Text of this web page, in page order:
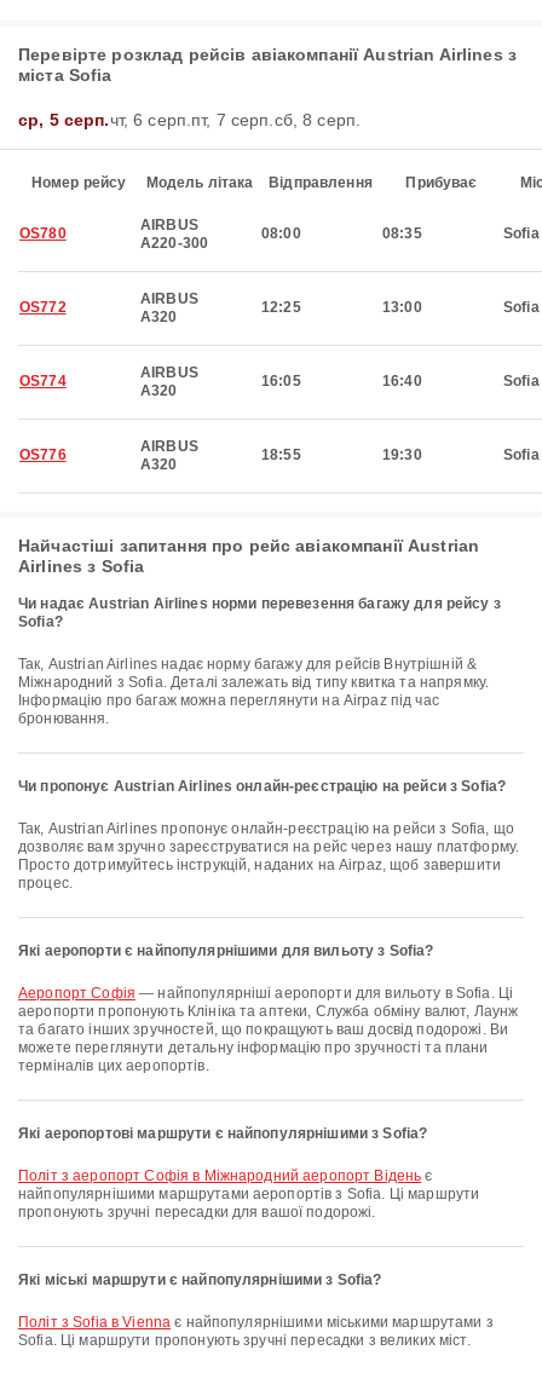
Перевірте розклад рейсів авіакомпанії Austrian Airlines з
міста Sofia
ср, 5 серп.чт, 6 серп. пт, 7 серп. сб, 8 серп.
Номер рейсу Модель літака Відправлення Прибуває
OS780
AIRBUS
A220-300
08:00 08:35 Sofia
OS772
AIRBUS
A320
12:25 13:00 Sofia
OS774
AIRBUS
A320
16:05 16:40 Sofia
OS776
AIRBUS
A320
18:55 19:30 Sofia
Найчастіші запитання про рейс авіакомпанії Austrian
Airlines з Sofia
Чи надає Austrian Airlines норми перевезення багажу для рейсу з
Sofia?
Так, Austrian Airlines надає норму багажу для рейсів Внутрішній &
Міжнародний з Sofia. Деталі залежать від типу квитка та напрямку.
Інформацію про багаж можна переглянути на Airpaz під час
бронювання.
Чи пропонує Austrian Airlines онлайн-реєстрацію на рейси з Sofia?
Так, Austrian Airlines пропонує онлайн-реєстрацію на рейси з Sofia, що
дозволяє вам зручно зареєструватися на рейс через нашу платформу.
Просто дотримуйтесь інструкцій, наданих на Airpaz, щоб завершити
процес.
Які аеропорти є найпопулярнішими для вильоту з Sofia?
аеропорт Софія — найпопулярніші аеропорти для вильоту в Sofia. Ці
аеропорти пропонують Клініка та аптеки, Служба обміну валют, Лаунж
та багато інших зручностей, що покращують ваш досвід подорожі. Ви
можете переглянути детальну інформацію про зручності та плани
терміналів цих аеропортів.
Які аеропортові маршрути є найпопулярнішими з Sofia?
політ з аеропорт Софія в Міжнародний аеропорт Відень є
найпопулярнішими маршрутами аеропортів з Sofia. Ці маршрути
пропонують зручні пересадки для вашої подорожі.
Які міські маршрути є найпопулярнішими з Sofia?
політ з Sofia в Vienna є найпопулярнішими міськими маршрутами з
Sofia. Ці маршрути пропонують зручні пересадки з великих міст.